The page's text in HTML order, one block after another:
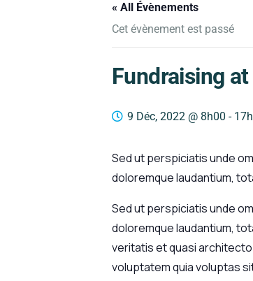
« All Évènements
Cet évènement est passé
Fundraising
9 Déc, 2022 @ 8h00 -
Sed ut perspiciatis unde
doloremque laudantium,
Sed ut perspiciatis unde
doloremque laudantium,
veritatis et quasi
voluptatem quia voluptas